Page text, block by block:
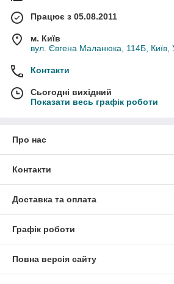
Працює з 05.08.2011
м. Київ
вул. Євгена Маланюка, 114Б, Київ,
Контакти
Сьогодні вихідний
Показати весь графік роботи
Про нас
Контакти
Доставка та оплата
Графік роботи
Повна версія сайту